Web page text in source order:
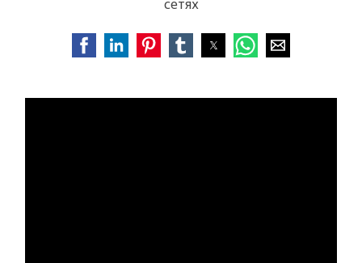
сетях